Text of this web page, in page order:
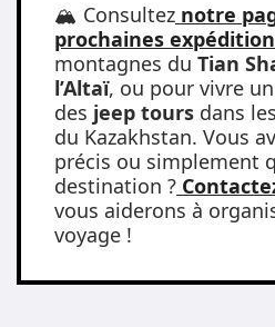
🏔️ Consultez notre
prochaines
montagnes du Tian
l’Altaï, ou pour vivre un
des jeep tours dans
du Kazakhstan. Vous
précis ou simplement
destination ?
vous aiderons à
voyage !